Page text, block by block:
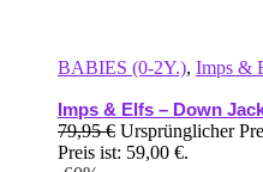
BABIES (0-2Y.), Imps &
Imps & Elfs – Down
79,95€ Ursprünglicher
Preis ist: 59,00 €.